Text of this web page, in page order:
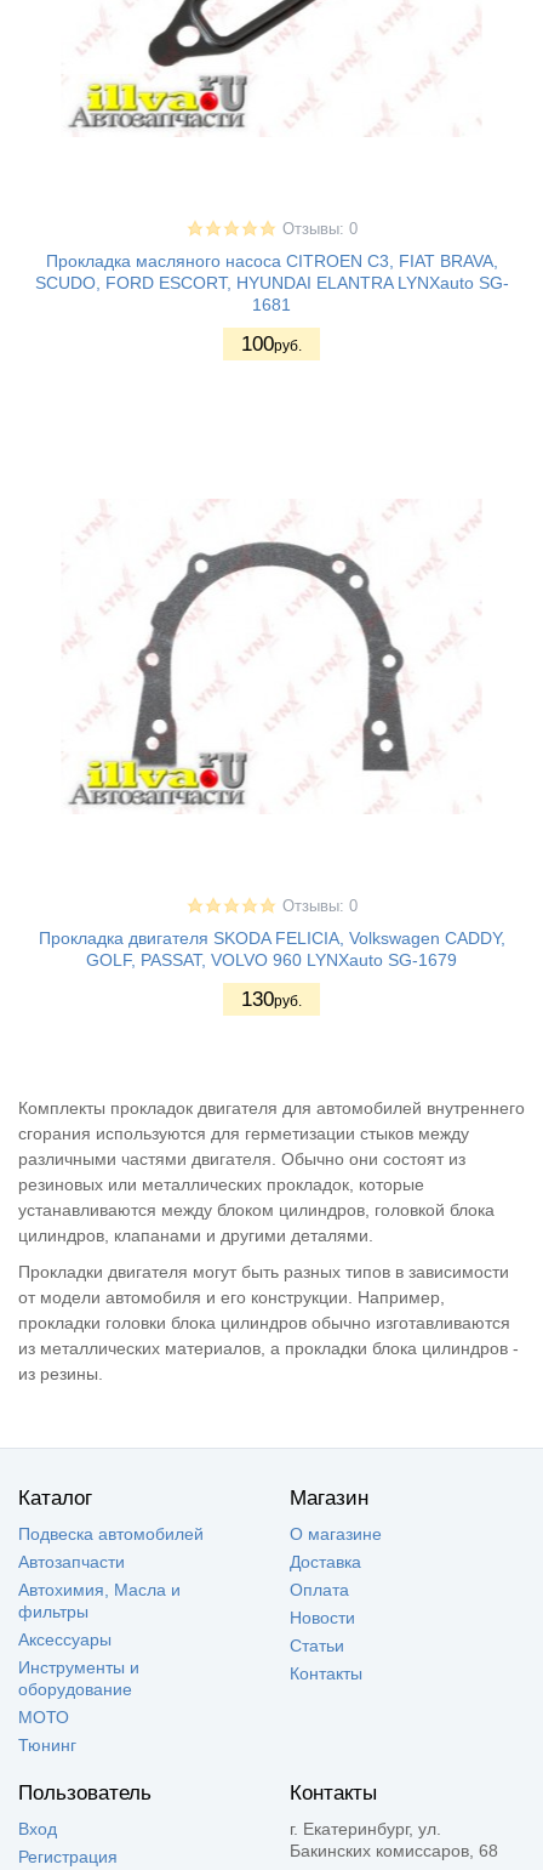
Отзывы: 0
Прокладка масляного насоса CITROEN C3, FIAT BRAVA,
SCUDO, FORD ESCORT, HYUNDAI ELANTRA LYNXauto SG-
1681
100руб.
Отзывы: 0
Прокладка двигателя SKODA FELICIA, Volkswagen CADDY,
GOLF, PASSAT, VOLVO 960 LYNXauto SG-1679
130руб.
Комплекты прокладок двигателя для автомобилей внутреннего
сгорания используются для герметизации стыков между
различными частями двигателя. Обычно они состоят из
резиновых или металлических прокладок, которые
устанавливаются между блоком цилиндров, головкой блока
цилиндров, клапанами и другими деталями.
Прокладки двигателя могут быть разных типов в зависимости
от модели автомобиля и его конструкции. Например,
прокладки головки блока цилиндров обычно изготавливаются
из металлических материалов, а прокладки блока цилиндров -
из резины.
Каталог
Подвеска автомобилей
Автозапчасти
Автохимия, Масла и
фильтры
Аксессуары
Инструменты и
оборудование
МОТО
Тюнинг
Магазин
О магазине
Доставка
Оплата
Новости
Статьи
Контакты
Пользователь
Вход
Регистрация
Контакты
г. Екатеринбург, ул.
Бакинских комиссаров, 68